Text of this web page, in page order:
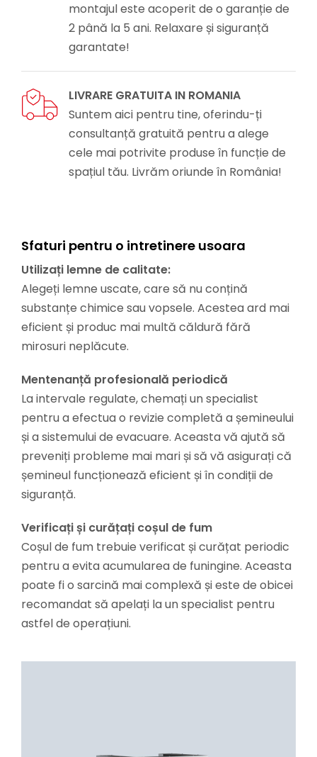
montajul este acoperit de o garanție de
2 până la 5 ani. Relaxare și siguranță
garantate!
LIVRARE GRATUITA IN ROMANIA
Suntem aici pentru tine, oferindu-ți
consultanță gratuită pentru a alege
cele mai potrivite produse în funcție de
spațiul tău. Livrăm oriunde în România!
Sfaturi pentru o intretinere usoara
Utilizați lemne de calitate:
Alegeți lemne uscate, care să nu conțină
substanțe chimice sau vopsele. Acestea ard mai
eficient și produc mai multă căldură fără
mirosuri neplăcute.
Mentenanță profesională periodică
La intervale regulate, chemați un specialist
pentru a efectua o revizie completă a șemineului
și a sistemului de evacuare. Aceasta vă ajută să
preveniți probleme mai mari și să vă asigurați că
șemineul funcționează eficient și în condiții de
siguranță.
Verificați și curățați coșul de fum
Coșul de fum trebuie verificat și curățat periodic
pentru a evita acumularea de funingine. Aceasta
poate fi o sarcină mai complexă și este de obicei
recomandat să apelați la un specialist pentru
astfel de operațiuni.